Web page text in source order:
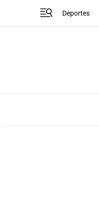
Deportes